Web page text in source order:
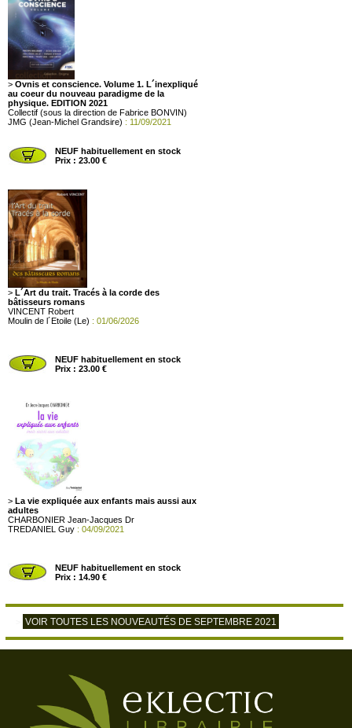
> Ovnis et conscience. Volume 1. L´inexpliqué
au coeur du nouveau paradigme de la
physique. EDITION 2021
Collectif (sous la direction de Fabrice BONVIN)
JMG (Jean-Michel Grandsire) : 11/09/2021
NEUF habituellement en stock
Prix : 23.00 €
> L´Art du trait. Tracés à la corde des
bâtisseurs romans
VINCENT Robert
Moulin de l´Etoile (Le) : 01/06/2026
NEUF habituellement en stock
Prix : 23.00 €
> La vie expliquée aux enfants mais aussi aux
adultes
CHARBONIER Jean-Jacques Dr
TREDANIEL Guy : 04/09/2021
NEUF habituellement en stock
Prix : 14.90 €
VOIR TOUTES LES NOUVEAUTÉS DE SEPTEMBRE 2021